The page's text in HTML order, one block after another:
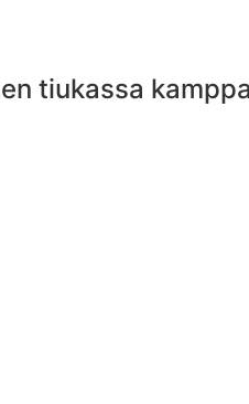
tiukassa